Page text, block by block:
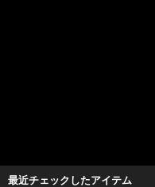
最近チェックしたアイテム